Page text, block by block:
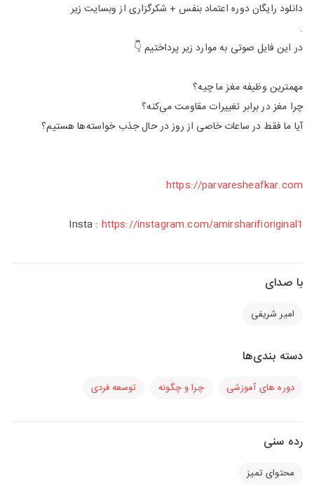
دانلود رایگان دوره اعتماد بنفس + شکرگزاری از وبسایت زیر
.
در این فایل صوتی به موارد زیر پرداختیم 👇
مهمترین وظیفه مغز ما چیه؟
چرا مغز در برابر تغییرات مقاومت می‌کنه؟
آیا ما فقط در ساعات خاصی از روز در حال جذب خواسته‌ها هستیم؟
https://parvaresheafkar.com
Insta : https://instagram.com/amirsharifioriginal1
با صدای
امیر شریفی
دسته بندی‌ها
دوره های آموزشی چرا و چگونه توسعه فردی
رده سنی
محتوای تمیز